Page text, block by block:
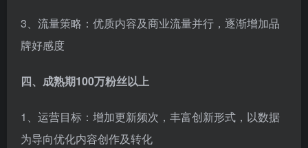
3、流量策略：优质内容及商业流量并行，逐渐增加品
牌好感度
四、成熟期100万粉丝以上
1、运营目标：增加更新频次，丰富创新形式，以数据
为导向优化内容创作及转化